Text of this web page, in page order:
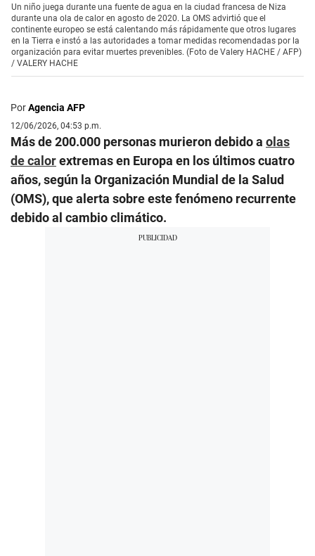
Un niño juega durante una fuente de agua en la ciudad francesa de Niza
durante una ola de calor en agosto de 2020. La OMS advirtió que el
continente europeo se está calentando más rápidamente que otros lugares
en la Tierra e instó a las autoridades a tomar medidas recomendadas por la
organización para evitar muertes prevenibles. (Foto de Valery HACHE / AFP)
/ VALERY HACHE
PorAgencia AFP
12/06/2026, 04:53 p.m.
Más de 200.000 personas murieron debido a olas
de calorextremas en Europa en los últimos cuatro
años, según la Organización Mundial de la Salud
(OMS), que alerta sobre este fenómeno recurrente
debido al cambio climático.